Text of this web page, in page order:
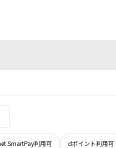
SmartPay利用可 dポイント利用可